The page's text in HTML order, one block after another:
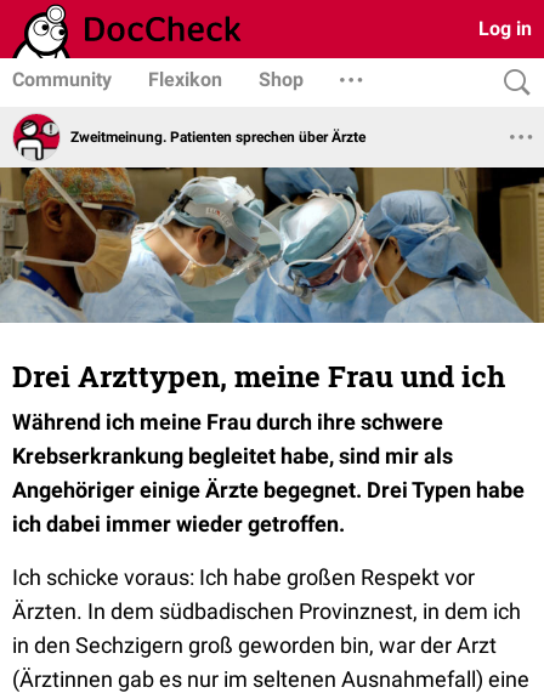
Log in
Community Flexikon Shop
Zweitmeinung. Patienten sprechen über Ärzte
Drei Arzttypen, meine Frau und ich
Während ich meine Frau durch ihre schwere
Krebserkrankung begleitet habe, sind mir als
Angehöriger einige Ärzte begegnet. Drei Typen habe
ich dabei immer wieder getroffen.
Ich schicke voraus: Ich habe großen Respekt vor
Ärzten. In dem südbadischen Provinznest, in dem ich
in den Sechzigern groß geworden bin, war der Arzt
(Ärztinnen gab es nur im seltenen Ausnahmefall) eine